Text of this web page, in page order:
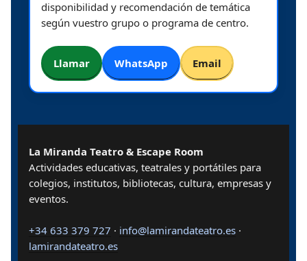
disponibilidad y recomendación de temática
según vuestro grupo o programa de centro.
Llamar WhatsApp Email
La Miranda Teatro & Escape Room
Actividades educativas, teatrales y portátiles para
colegios, institutos, bibliotecas, cultura, empresas y
eventos.
+34 633 379 727 · info@lamirandateatro.es ·
lamirandateatro.es